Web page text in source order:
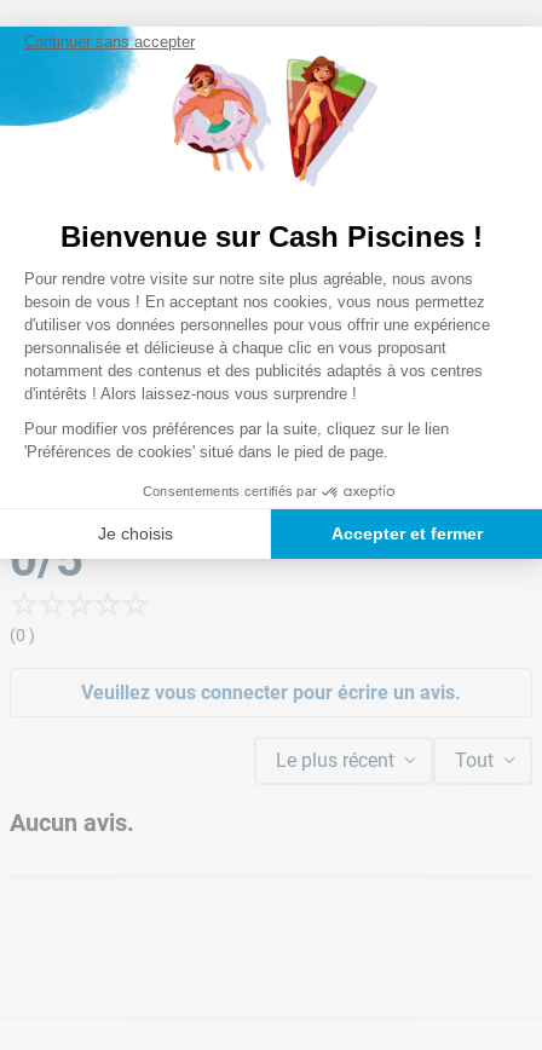
Notices et téléchargements
DU BONNET DE
BAIN SILICONE
Notre satisfaction, la votre
Avis clients
0/5
(0 )
Veuillez vous connecter pour écrire un avis.
Le plus récent Tout
Aucun avis.
Continuer sans accepter
Bienvenue sur Cash Piscines !
Plateforme de Gestion du
Pour rendre votre visite sur notre site plus agréable, nous avons
besoin de vous ! En acceptant nos cookies, vous nous permettez
d'utiliser vos données personnelles pour vous offrir une expérience
personnalisée et délicieuse à chaque clic en vous proposant
notamment des contenus et des publicités adaptés à vos centres
d'intérêts ! Alors laissez-nous vous surprendre !
Pour modifier vos préférences par la suite, cliquez sur le lien
'Préférences de cookies' situé dans le pied de page.
Consentements certifiés par
Je choisis Accepter et fermer
Axeptio consent